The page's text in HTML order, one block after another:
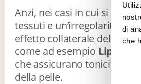
di
che
Anzi, nei casi in cui si
tessuti e un’irregolarità
effetto collaterale
come ad esempio Lipolaser
che assicurano tonicità dei
della pelle.